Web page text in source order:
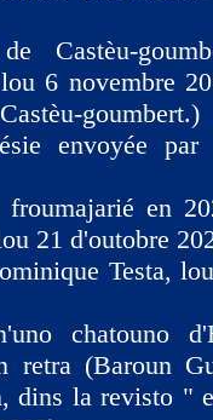
Castèu-
6 novembre
goumbert.)
envoyée
en
21 d'outobre
Testa,
chatouno
retra (Baroun
dins la revisto "